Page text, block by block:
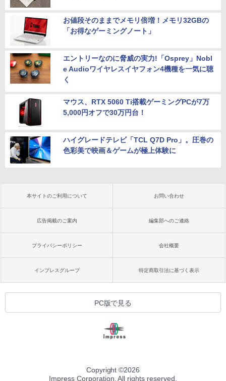
お値段そのままでメモリ倍増！メモリ32GBの
「お得なゲーミングノート」
エントリーなのに脅威の実力!「Osprey」Nobl
e Audioワイヤレスイヤフォン4機種を一気に聴
く
マウス、RTX 5060 Ti搭載ゲーミングPCが7万
5,000円オフで30万円台！
ハイグレードテレビ「TCL Q7D Pro」。圧巻の
色彩美で映画＆ゲームが極上体験に
本サイトのご利用について お問い合わせ
広告掲載のご案内 編集部へのご連絡
プライバシーポリシー 会社概要
インプレスグループ 特定商取引法に基づく表示
PC版で見る
Copyright ©2026
Impress Corporation. All rights reserved.